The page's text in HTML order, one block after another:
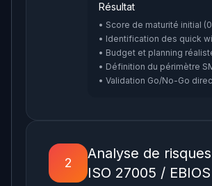
Résultat
• Score de maturité initial
• Identification des quick
• Budget et planning
• Définition du périmètre
• Validation Go/No-Go
2
Analyse de risques
ISO 27005 / EBIOS